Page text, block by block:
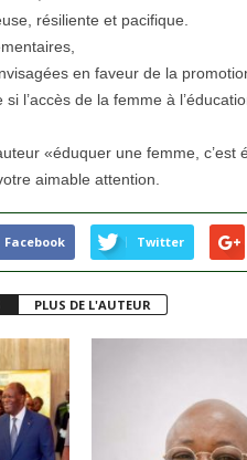
résiliente et pacifique.
en faveur de la
l’accès de la femme à
«éduquer une femme, c’est
aimable attention.
Facebook Twitter
PLUS DE L'AUTEUR